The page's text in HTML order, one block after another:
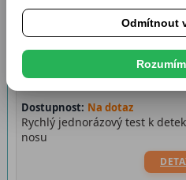
Dostupnost: Na dotaz
Rychlý jednorázový test k
nosu
Odmítnout
Rozumím